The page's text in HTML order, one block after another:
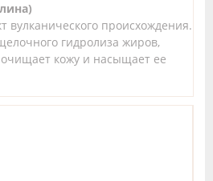
вулканического происхождения.
гидролиза жиров,
очищает кожу и насыщает ее